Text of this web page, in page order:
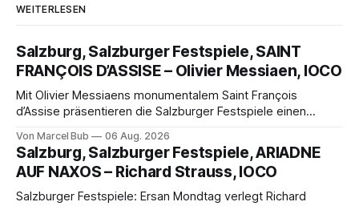
WEITERLESEN
Salzburg, Salzburger Festspiele, SAINT
FRANÇOIS D’ASSISE – Olivier Messiaen, IOCO
Mit Olivier Messiaens monumentalem Saint François
d’Assise präsentieren die Salzburger Festspiele einen
eine bildgewaltige Inszenierung, Maxime Pascal entfaltet
die komplexe Partitur eindrucksvoll, Philippe Sly berührt als
Franziskus.
Von Marcel Bub 06 Aug. 2026
Salzburg, Salzburger Festspiele, ARIADNE
AUF NAXOS – Richard Strauss, IOCO
Salzburger Festspiele: Ersan Mondtag verlegt Richard